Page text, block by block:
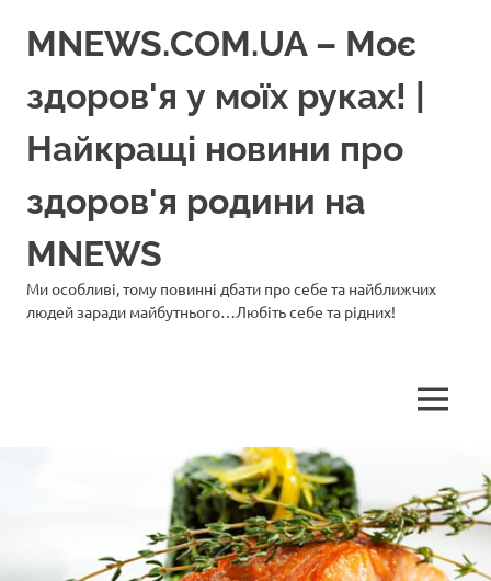
MNEWS.COM.UA – Моє
здоров'я у моїх руках! |
Найкращі новини про
здоров'я родини на
MNEWS
Ми особливі, тому повинні дбати про себе та найближчих
людей заради майбутнього…Любіть себе та рідних!
МЕНЮ